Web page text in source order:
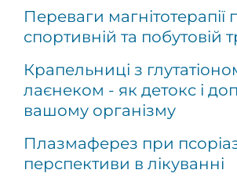
Переваги магнітотерапії
спортивній та побутовій
Крапельниці з
лаєнеком - як детокс і
вашому організму
Плазмаферез при
перспективи в лікуванні